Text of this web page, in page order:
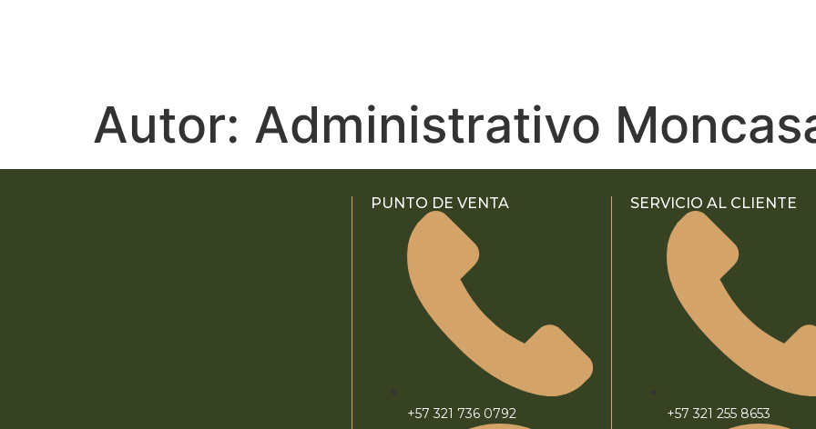
Autor: Administrativo
PUNTO DE VENTA
+57 321 736 0792
SERVICIO AL CLIENTE
+57 321 255 8653